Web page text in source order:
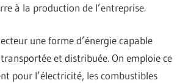
à la production de l’entreprise.
une forme d’énergie capable
et distribuée. On emploie ce
pour l’électricité, les combustibles